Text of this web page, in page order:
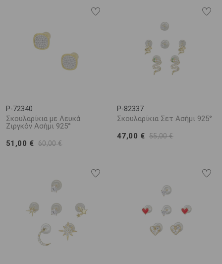
P-72340
Σκουλαρίκια με Λευκά
Ζιργκόν Ασήμι 925°
51,00 € 60,00 €
P-82337
Σκουλαρίκια Σετ Ασήμι 925°
47,00 € 55,00 €